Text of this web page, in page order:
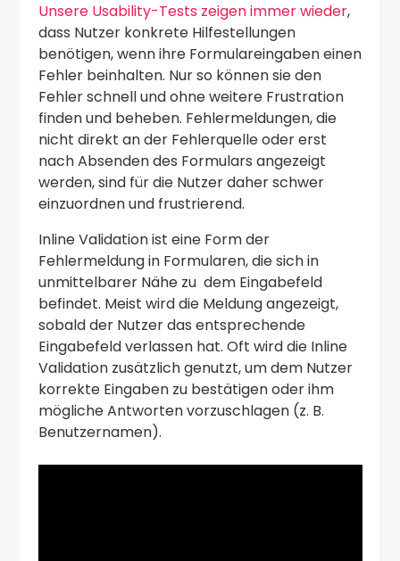
Unsere Usability-Tests zeigen immer wieder,
dass Nutzer konkrete Hilfestellungen
benötigen, wenn ihre Formulareingaben einen
Fehler beinhalten. Nur so können sie den
Fehler schnell und ohne weitere Frustration
finden und beheben. Fehlermeldungen, die
nicht direkt an der Fehlerquelle oder erst
nach Absenden des Formulars angezeigt
werden, sind für die Nutzer daher schwer
einzuordnen und frustrierend.
Inline Validation ist eine Form der
Fehlermeldung in Formularen, die sich in
unmittelbarer Nähe zu dem Eingabefeld
befindet. Meist wird die Meldung angezeigt,
sobald der Nutzer das entsprechende
Eingabefeld verlassen hat. Oft wird die Inline
Validation zusätzlich genutzt, um dem Nutzer
korrekte Eingaben zu bestätigen oder ihm
mögliche Antworten vorzuschlagen (z. B.
Benutzernamen).